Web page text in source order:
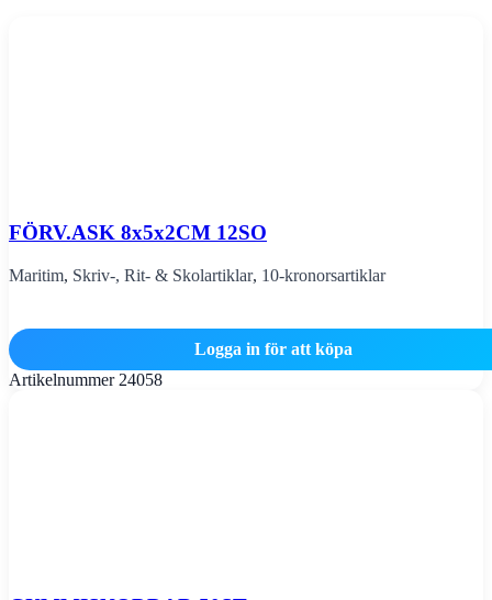
FÖRV.ASK 8x5x2CM 12SO
Maritim, Skriv-, Rit- & Skolartiklar, 10-kronorsartiklar
Logga in för att köpa
Artikelnummer 24058